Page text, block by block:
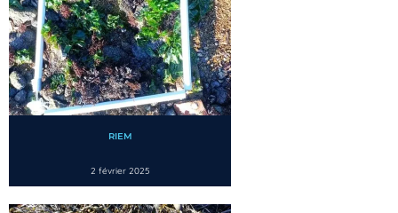
RIEM
2 février 2025